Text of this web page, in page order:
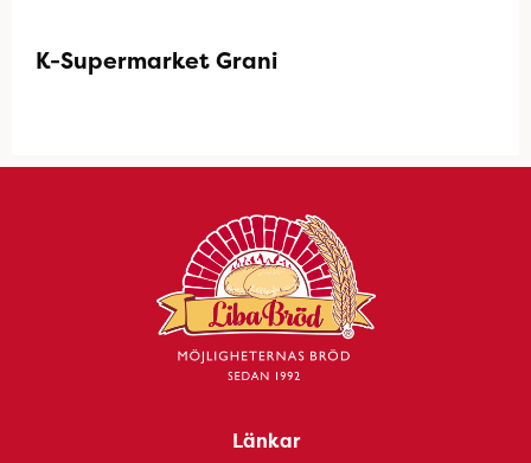
K-Supermarket Grani
Länkar